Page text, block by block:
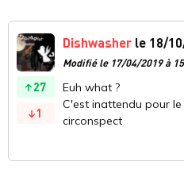
27
1
Dishwasher le 18/
Modifié le 17/04/2019 à
Euh what ?
C'est inattendu pour le
circonspect